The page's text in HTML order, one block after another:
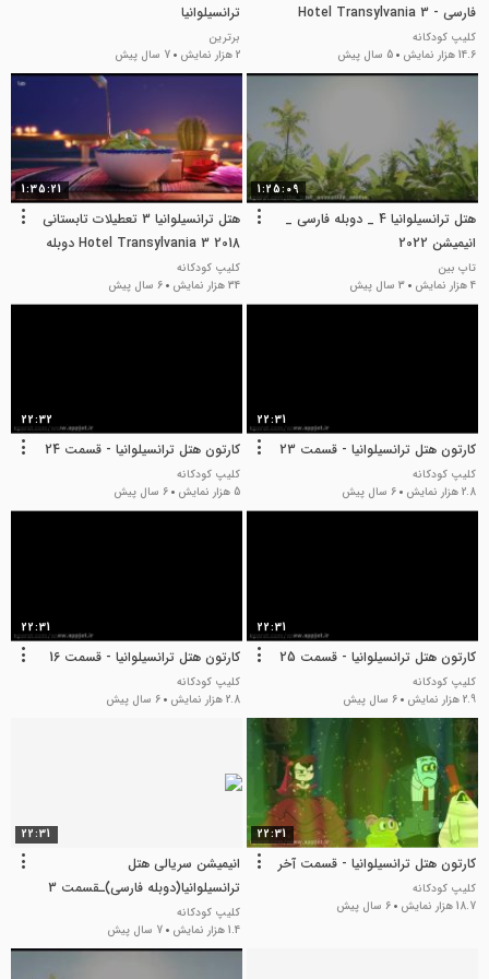
فارسی - Hotel Transylvania 3
2018 - کمدی
کلیپ کودکانه
14.6 هزار نمایش
5 سال پیش
ترانسیلوانیا
برترین
2 هزار نمایش
7 سال پیش
1:25:09
هتل ترانسیلوانیا 4 _ دوبله فارسی _
انیمیشن 2022
تاپ بین
4 هزار نمایش
3 سال پیش
1:35:21
هتل ترانسیلوانیا 3 تعطیلات تابستانی
Hotel Transylvania 3 2018 دوبله
فارسی
کلیپ کودکانه
34 هزار نمایش
6 سال پیش
22:31
کارتون هتل ترانسیلوانیا - قسمت 23
کلیپ کودکانه
2.8 هزار نمایش
6 سال پیش
22:32
کارتون هتل ترانسیلوانیا - قسمت 24
کلیپ کودکانه
5 هزار نمایش
6 سال پیش
22:31
کارتون هتل ترانسیلوانیا - قسمت 25
کلیپ کودکانه
2.9 هزار نمایش
6 سال پیش
22:31
کارتون هتل ترانسیلوانیا - قسمت 16
کلیپ کودکانه
2.8 هزار نمایش
6 سال پیش
22:31
کارتون هتل ترانسیلوانیا - قسمت آخر
کلیپ کودکانه
18.7 هزار نمایش
6 سال پیش
22:31
انیمیشن سریالی هتل
ترانسیلوانیا(دوبله فارسی)ـقسمت 3
کلیپ کودکانه
1.4 هزار نمایش
7 سال پیش